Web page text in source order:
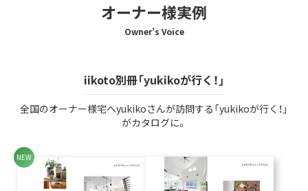
オーナー様実例
Owner’s Voice
iikoto別冊「yukikoが行く！」
全国のオーナー様宅へyukikoさんが訪問する「yukikoが行く！」
がカタログに。